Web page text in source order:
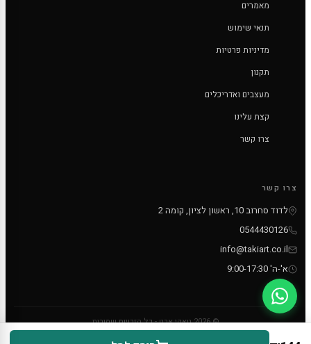
מאמרים
תנאי שימוש
מדיניות פרטיות
תקנון
מעצבים ואדריכלים
קצת עלינו
צרו קשר
צרו קשר
לדוד סחרוב 10, ראשון לציון, קומה 2
0544430126
info@takiart.co.il
א'-ה' 9:00-17:30
© 2026 טאקי ארט - כל הזכויות שמורות